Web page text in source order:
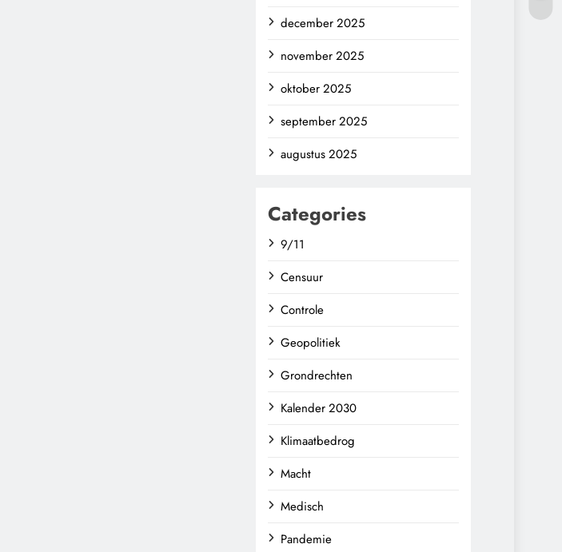
december 2025
november 2025
oktober 2025
september 2025
augustus 2025
Categories
9/11
Censuur
Controle
Geopolitiek
Grondrechten
Kalender 2030
Klimaatbedrog
Macht
Medisch
Pandemie